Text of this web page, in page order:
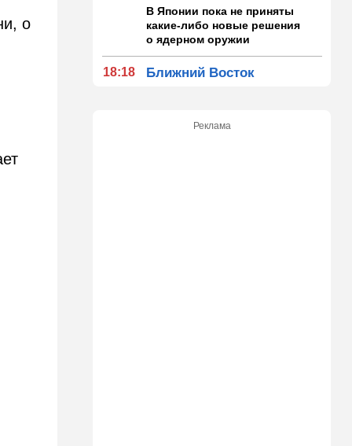
о
В Японии пока не приняты
какие-либо новые решения
о ядерном оружии
18:18 Ближний Восток
Реклама